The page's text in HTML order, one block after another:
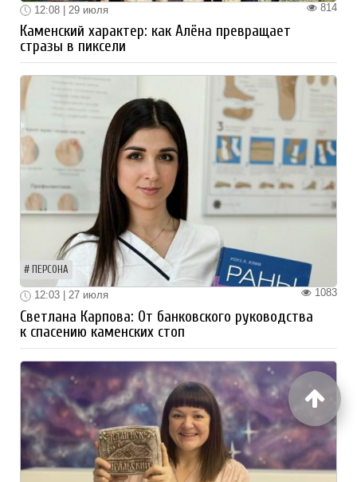
814
12:08 | 29 июля
Каменский характер: как Алёна превращает
стразы в пиксели
ПЕРСОНА
1083
12:03 | 27 июля
Светлана Карпова: От банковского руководства
к спасению каменских стоп